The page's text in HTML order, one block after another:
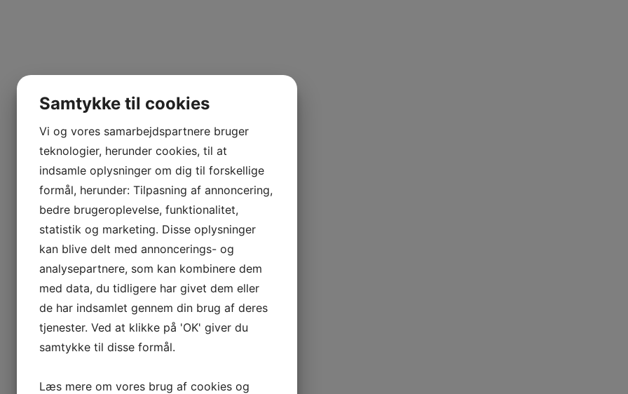
Samtykke til cookies
Vi og vores samarbejdspartnere bruger
teknologier, herunder cookies, til at
indsamle oplysninger om dig til forskellige
formål, herunder: Tilpasning af annoncering,
bedre brugeroplevelse, funktionalitet,
statistik og marketing. Disse oplysninger
kan blive delt med annoncerings- og
analysepartnere, som kan kombinere dem
med data, du tidligere har givet dem eller
de har indsamlet gennem din brug af deres
tjenester. Ved at klikke på 'OK' giver du
samtykke til disse formål.
Læs mere om vores brug af cookies og